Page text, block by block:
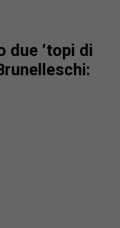
due ‘topi di